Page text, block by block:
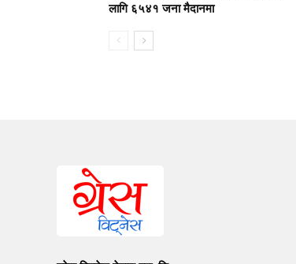
लागि ६५४१ जना मैदानमा